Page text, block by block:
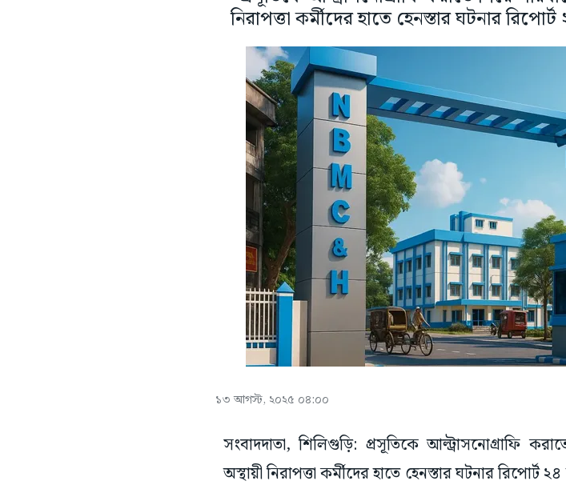
নিরাপত্তা কর্মীদের হাতে হেনস্তার ঘটনার
১৩ আগস্ট, ২০২৫ ০৪:০০
সংবাদদাতা, শিলিগুড়ি: প্রসূতিকে আল্ট্রাসনোগ্রাফি
অস্থায়ী নিরাপত্তা কর্মীদের হাতে হেনস্তার ঘটনার